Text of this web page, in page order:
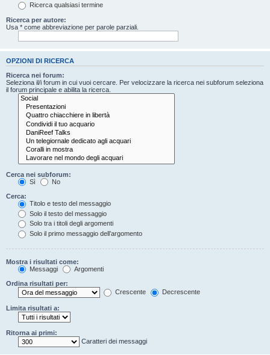
Ricerca qualsiasi termine
Ricerca per autore:
Usa * come abbreviazione per parole parziali.
OPZIONI DI RICERCA
Ricerca nei forum:
Seleziona il/i forum in cui vuoi cercare. Per velocizzare la ricerca nei subforum seleziona
il forum principale e abilita la ricerca.
Cerca nei subforum:
Sì
No
Cerca:
Titolo e testo del messaggio
Solo il testo del messaggio
Solo tra i titoli degli argomenti
Solo il primo messaggio dell’argomento
Mostra i risultati come:
Messaggi
Argomenti
Ordina risultati per:
Crescente
Decrescente
Limita risultati a:
Ritorna ai primi:
Caratteri dei messaggi